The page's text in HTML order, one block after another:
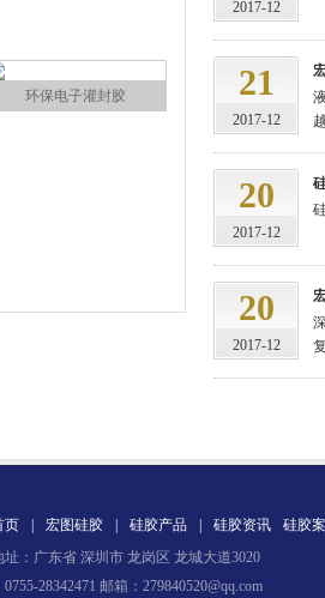
环保电子灌封胶
加成型液体硅橡胶
2017-12
21
2017-12
20
2017-12
20
2017-12
页 宏图硅胶 硅胶产品 硅胶资讯 硅胶
址：广东省 深圳市 龙岗区 龙城大道3020
28342471 邮箱：279840520@qq.com